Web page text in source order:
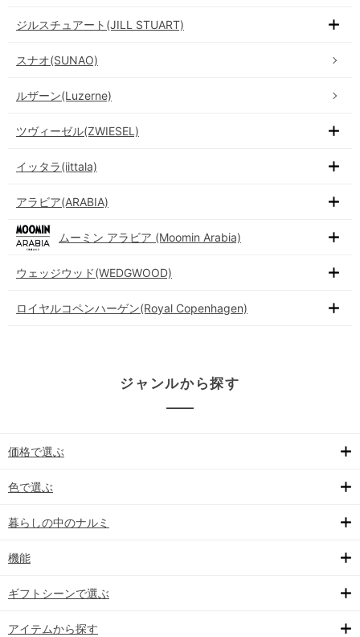
ジルスチュアート(JILL STUART)
スナオ(SUNAO)
ルザーン(Luzerne)
ツヴィーゼル(ZWIESEL)
イッタラ(iittala)
アラビア(ARABIA)
ムーミン アラビア (Moomin Arabia)
ウェッジウッド(WEDGWOOD)
ロイヤルコペンハーゲン(Royal Copenhagen)
ジャンルから探す
価格で選ぶ
色で選ぶ
暮らしの中のナルミ
機能
ギフトシーンで選ぶ
アイテムから探す